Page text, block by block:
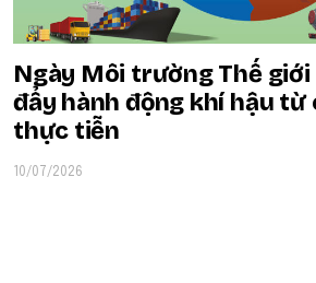
Ngày Môi trường Thế
đẩy hành động khí hậu từ
thực tiễn
10/07/2026